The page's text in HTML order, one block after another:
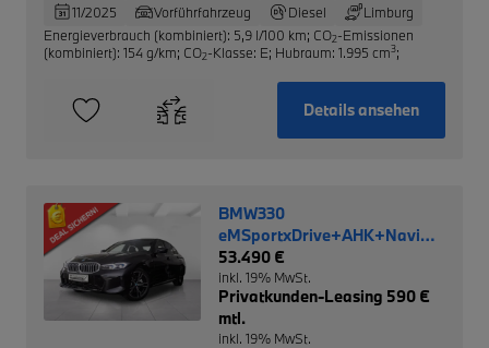
11/2025
Vorführfahrzeug Diesel
Limburg
Energieverbrauch (kombiniert): 5,9 l/100 km; CO2-Emissionen
(kombiniert): 154 g/km; CO2-Klasse: E; Hubraum: 1.995 cm3;
Details ansehen
BMW330
NP 79.790,-
53.490 €
inkl. 19% MwSt.
Privatkunden-Leasing 590 €
mtl.
inkl. 19% MwSt.